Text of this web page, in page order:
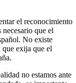
el reconocimiento
que el
No existe
que exija que el
no estamos ante